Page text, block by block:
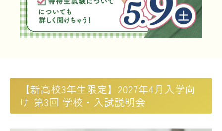
SNSをフォローして最新情報をCHECK !
【新高校3年生限定】2027年4月入学向
け 第3回 学校・入試説明会